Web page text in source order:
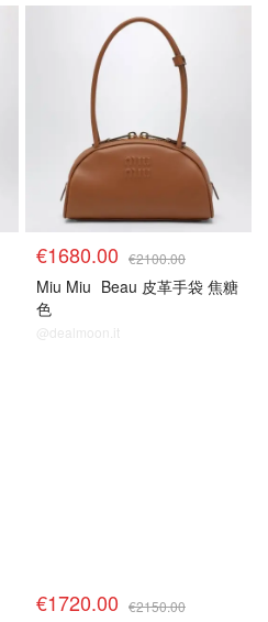
€1680.00 €2100.00
Miu Miu Beau 皮革手袋 焦糖
色
@dealmoon.it
€1720.00 €2150.00